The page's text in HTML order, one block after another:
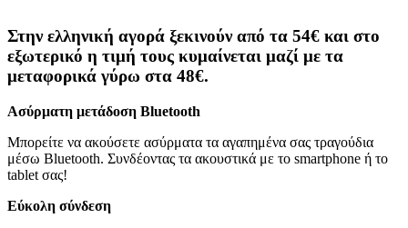
Στην ελληνική αγορά ξεκινούν από τα 54€ και στο
εξωτερικό η τιμή τους κυμαίνεται μαζί με τα
μεταφορικά γύρω στα 48€.
Ασύρματη μετάδοση Bluetooth
Μπορείτε να ακούσετε ασύρματα τα αγαπημένα σας τραγούδια
μέσω Bluetooth. Συνδέοντας τα ακουστικά με το smartphone ή το
tablet σας!
Εύκολη σύνδεση